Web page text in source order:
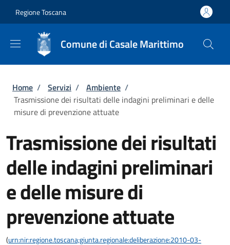
Regione Toscana
Comune di Casale Marittimo
Briciole di pane
Home / Servizi / Ambiente /
Trasmissione dei risultati delle indagini preliminari e delle
misure di prevenzione attuate
Trasmissione dei risultati
delle indagini preliminari
e delle misure di
prevenzione attuate
(urn:nir:regione.toscana;giunta.regionale:deliberazione:2010-03-